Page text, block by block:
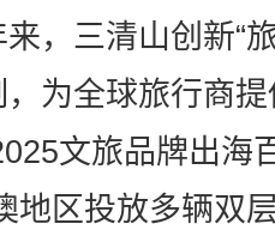
，三清山创新“
为全球旅行商
文旅品牌出海
地区投放多辆双